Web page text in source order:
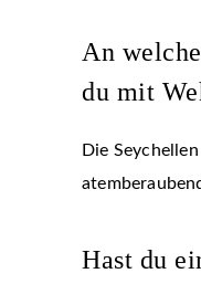
An
du mit
Die
Hast du